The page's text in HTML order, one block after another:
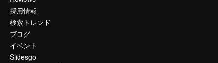
採用情報
検索トレンド
ブログ
イベント
Slidesgo